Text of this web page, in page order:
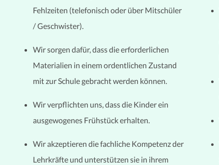
Fehlzeiten (telefonisch oder über Mitschüler
/ Geschwister).
Wir sorgen dafür, dass die erforderlichen
Materialien in einem ordentlichen Zustand
mit zur Schule gebracht werden können.
Wir verpflichten uns, dass die Kinder ein
ausgewogenes Frühstück erhalten.
Wir akzeptieren die fachliche Kompetenz der
Lehrkräfte und unterstützen sie in ihrem